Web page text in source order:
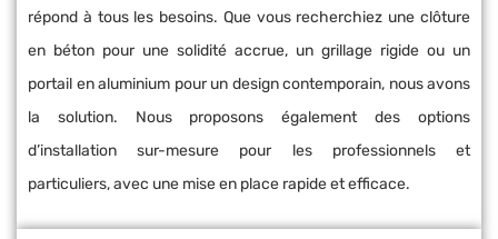
répond à tous les besoins. Que vous recherchiez une clôture
en béton pour une solidité accrue, un grillage rigide ou un
portail en aluminium pour un design contemporain, nous avons
la solution. Nous proposons également des options
d’installation sur-mesure pour les professionnels et
particuliers, avec une mise en place rapide et efficace.